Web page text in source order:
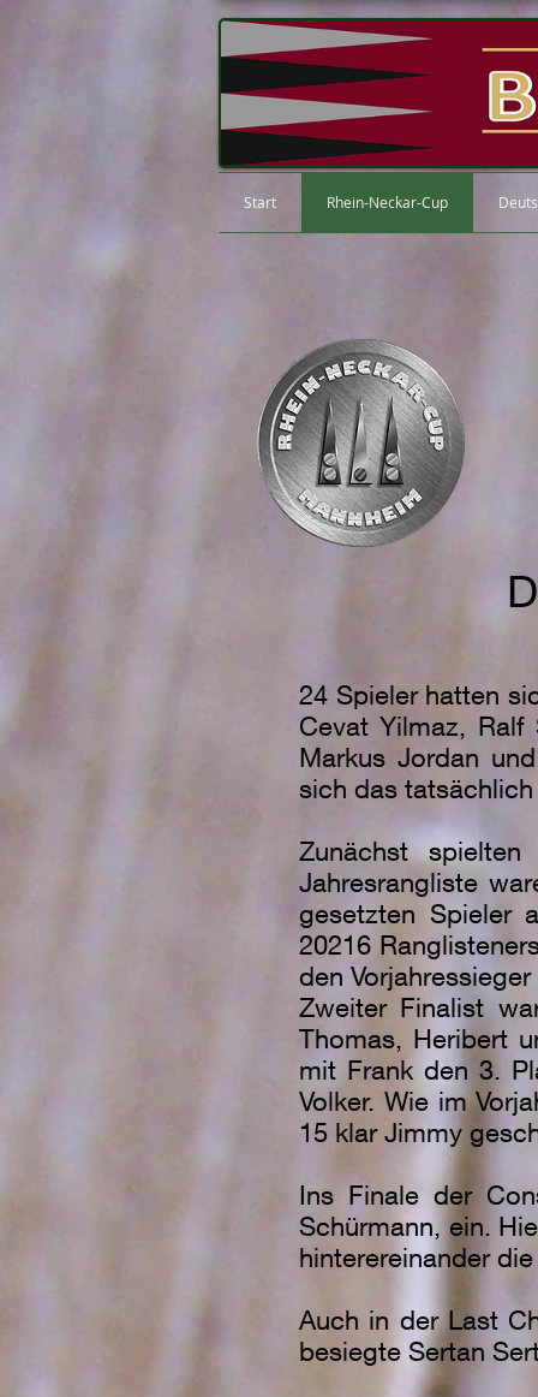
Start Rhein-Neckar-Cup
24 Spieler hatten
Cevat Yilmaz, Ralf
Markus Jordan
sich das
Zunächst
Jahresrangliste
gesetzten Spieler
20216
den
Zweiter Finalist
Thomas, Heribert
mit Frank den 3.
Volker. Wie im
15 klar Jimmy
Ins Finale der
Schürmann, ein.
hinterereinander
Auch in der Last
besiegte Sertan